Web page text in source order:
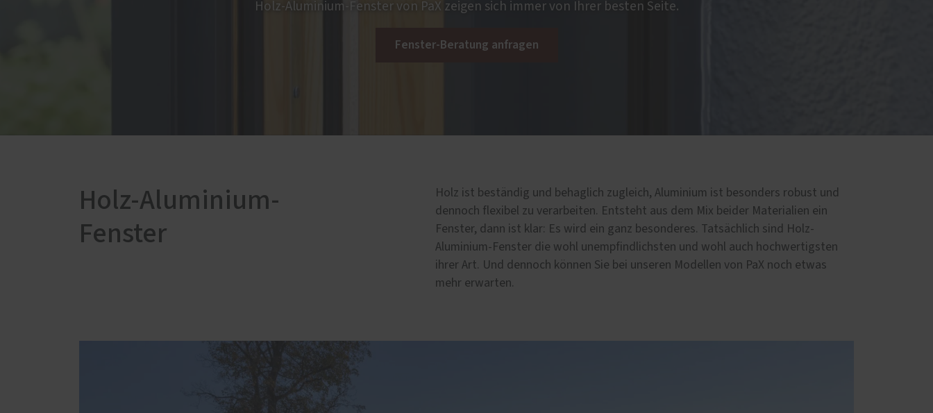
Holz-Aluminium-Fenster von PaX zeigen sich immer von Ihrer besten Seite.
Fenster-Beratung anfragen
Holz-Aluminium-
Fenster
Holz ist beständig und behaglich zugleich, Aluminium ist besonders robust und
dennoch flexibel zu verarbeiten. Entsteht aus dem Mix beider Materialien ein
Fenster, dann ist klar: Es wird ein ganz besonderes. Tatsächlich sind Holz-
Aluminium-Fenster die wohl unempfindlichsten und wohl auch hochwertigsten
ihrer Art. Und dennoch können Sie bei unseren Modellen von PaX noch etwas
mehr erwarten.